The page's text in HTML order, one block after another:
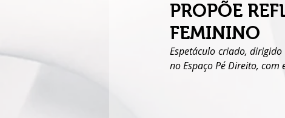
PROPÕE
FEMININO
Espetáculo criado,
no Espaço Pé Direito,